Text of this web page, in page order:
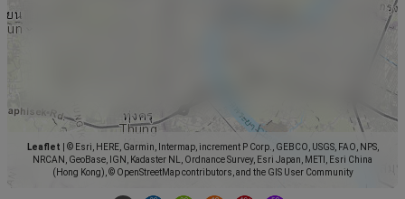
Leaflet
© Esri, HERE, Garmin, Intermap, increment P Corp., GEBCO, USGS, FAO, NPS,
NRCAN, GeoBase, IGN, Kadaster NL, Ordnance Survey, Esri Japan, METI, Esri China
(Hong Kong), © OpenStreetMap contributors, and the GIS User Community